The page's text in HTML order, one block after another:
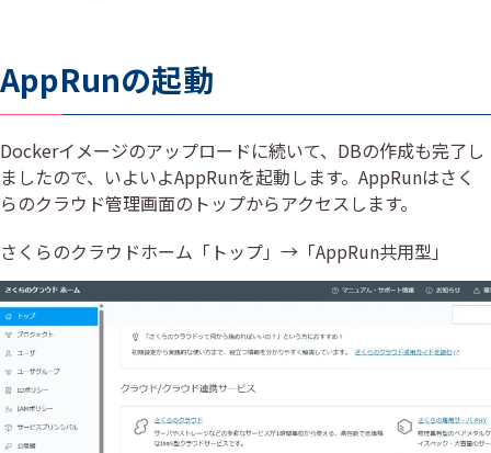
AppRunの起動
Dockerイメージのアップロードに続いて、DBの作成も完了し
ましたので、いよいよAppRunを起動します。AppRunはさく
らのクラウド管理画面のトップからアクセスします。
さくらのクラウドホーム「トップ」→「AppRun共用型」